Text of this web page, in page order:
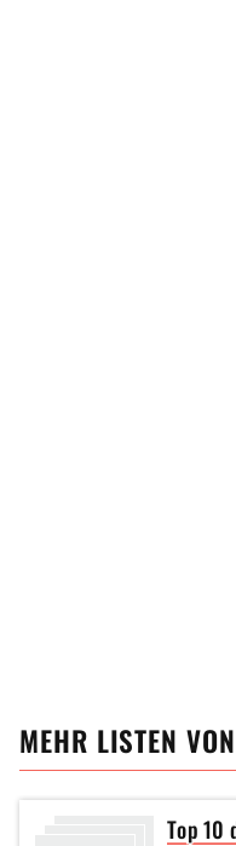
MEHR LISTEN VON
Top 10